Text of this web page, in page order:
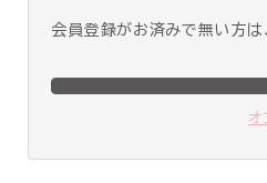
会員登録がお済みで無い方は
オ